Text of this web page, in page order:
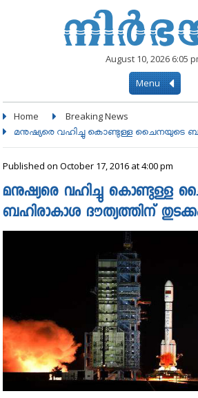
August 10, 2026 6:05
Menu
Home Breaking News
മനുഷ്യരെ വഹിച്ചു കൊണ്ടുള്ള ചൈനയുടെ
Published on October 17, 2016 at 4:00 pm
മനുഷ്യരെ വഹിച്ചു കൊണ്ടുള്ള
ബഹിരാകാശ ദൗത്യത്തിന്​